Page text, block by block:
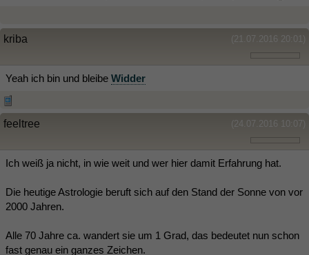
(21.07.2016 20:01)
kriba
Yeah ich bin und bleibe Widder
(24.07.2016 10:07)
feeltree
Ich weiß ja nicht, in wie weit und wer hier damit Erfahrung hat.
Die heutige Astrologie beruft sich auf den Stand der Sonne von vor
2000 Jahren.
Alle 70 Jahre ca. wandert sie um 1 Grad, das bedeutet nun schon
fast genau ein ganzes Zeichen.